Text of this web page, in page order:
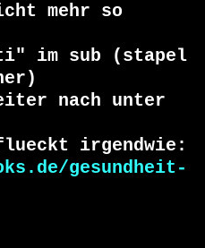
mehr so
im sub (stapel
nach unter
gesundheit-